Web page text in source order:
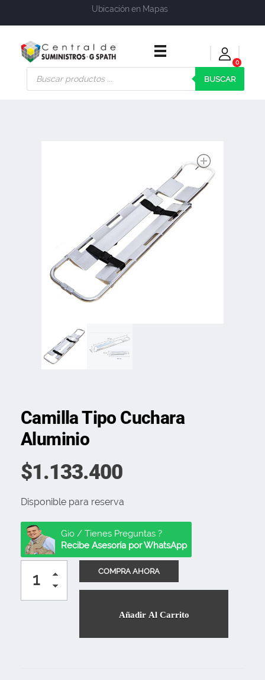
Ubicación en Mapas
Central de Suministros Gspath
Suministros y soluciones integrales para su empresa o negocio
0
BUSCAR
Camilla Tipo Cuchara
Aluminio
$1.133.400
Disponible para reserva
Gio / Tienes Preguntas ?
Recibe Asesoría por WhatsApp
Añadir Al Carrito